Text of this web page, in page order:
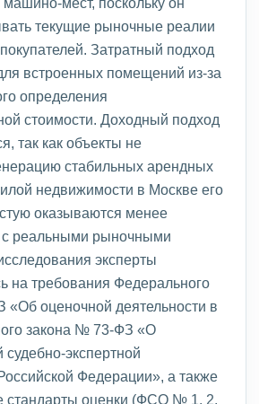
текущие рыночные реалии
Затратный подход
встроенных помещений из-за
определения
стоимости. Доходный подход
так как объекты не
стабильных арендных
недвижимости в Москве его
оказываются менее
реальными рыночными
эксперты
на требования Федерального
оценочной деятельности в
закона № 73-ФЗ «О
судебно-экспертной
Федерации», а также
стандарты оценки (ФСО № 1, 2,